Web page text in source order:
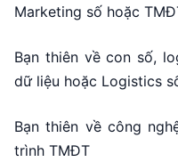
Marketing số hoặc
Bạn thiên về con số,
dữ liệu hoặc Logistics
Bạn thiên về công
trình TMĐT